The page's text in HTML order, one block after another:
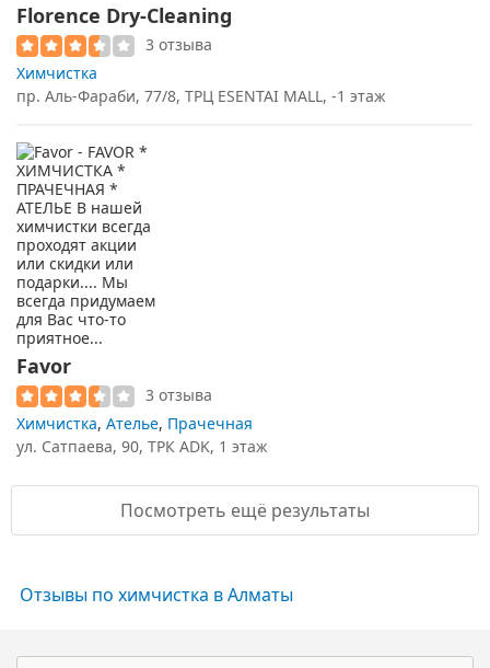
Florence Dry-Cleaning
3 отзыва
Химчистка
пр. Аль-Фараби, 77/8, ТРЦ ESENTAI MALL, -1 этаж
Favor
3 отзыва
Химчистка, Ателье, Прачечная
ул. Сатпаева, 90, ТРК ADK, 1 этаж
Посмотреть ещё результаты
Отзывы по химчистка в Алматы